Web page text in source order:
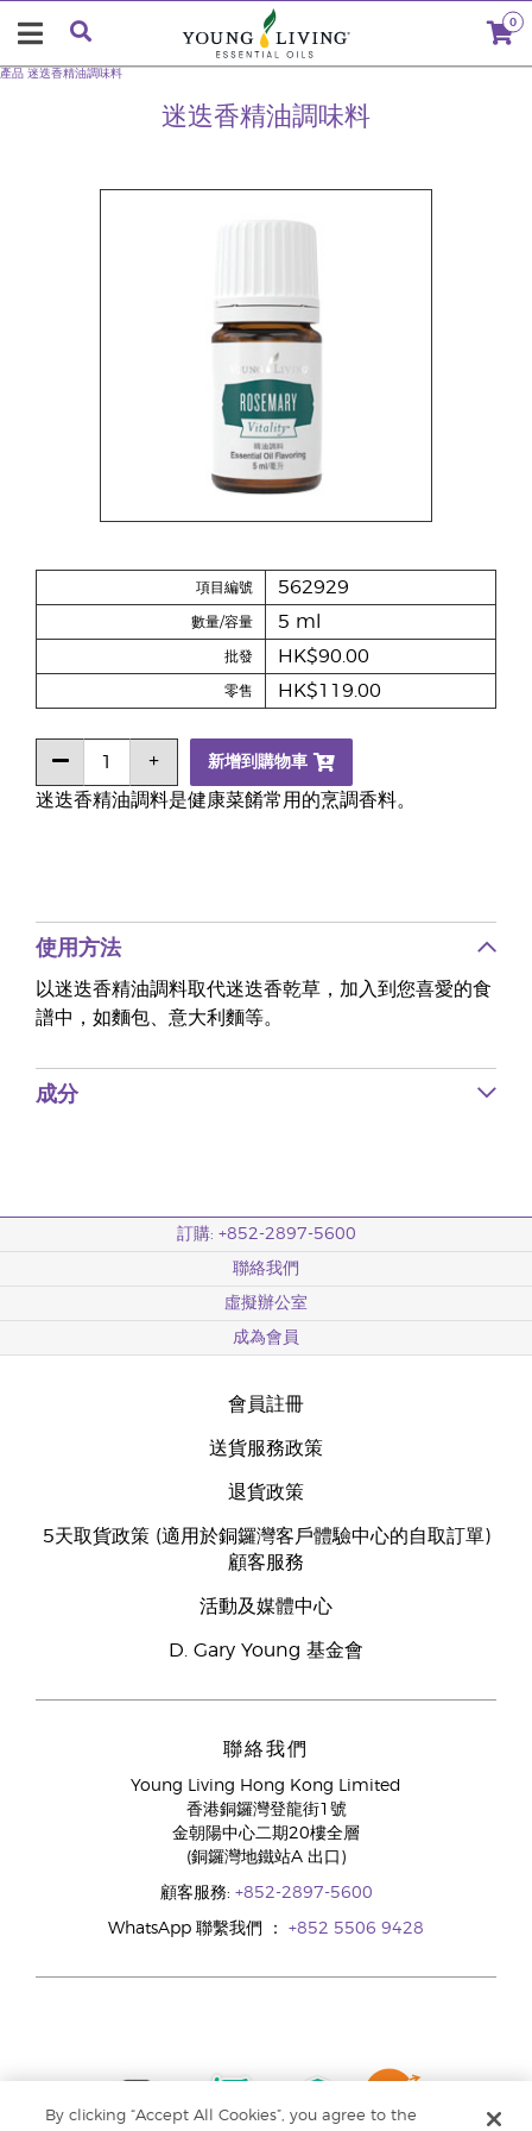
0
迷迭香精油調味料
產品 迷迭香精油調味料
迷迭香精油調料是健康菜餚常用的烹調香料。
項目編號 562929
數量/容量 5 ml
批發 HK$90.00
零售 HK$119.00
新增到購物車
使用方法
以迷迭香精油調料取代迷迭香乾草，加入到您喜愛的食
譜中，如麵包、意大利麵等。
成分
訂購: +852-2897-5600
聯絡我們
虛擬辦公室
成為會員
會員註冊
送貨服務政策
退貨政策
5天取貨政策 (適用於銅鑼灣客戶體驗中心的自取訂單)
顧客服務
活動及媒體中心
D. Gary Young 基金會
聯絡我們
Young Living Hong Kong Limited
香港銅鑼灣登龍街1號
金朝陽中心二期20樓全層
(銅鑼灣地鐵站A 出口)
顧客服務: +852-2897-5600
WhatsApp 聯繫我們 ： +852 5506 9428
By clicking “Accept All Cookies”, you agree to the